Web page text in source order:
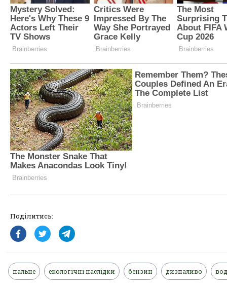
Поділитись:
пальне екологічні наслідки бензин дизпаливо